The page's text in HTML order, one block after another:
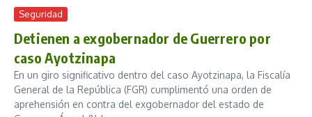
Seguridad
Detienen a exgobernador de Guerrero por
caso Ayotzinapa
En un giro significativo dentro del caso Ayotzinapa, la Fiscalía
General de la República (FGR) cumplimentó una orden de
aprehensión en contra del exgobernador del estado de